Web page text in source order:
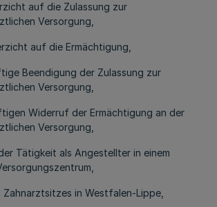
auf die Zulassung zur
Versorgung,
auf die Ermächtigung,
Beendigung der Zulassung zur
Versorgung,
Widerruf der Ermächtigung an der
Versorgung,
Tätigkeit als Angestellter in einem
in Westfalen-Lippe,